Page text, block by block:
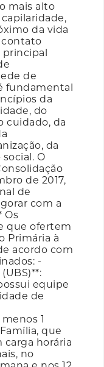
mais alto
da vida
contato
principal
de
fundamental
da
do
cuidado, da
da
O
de 2017,
de
com a
Os
que ofertem
Primária à
acordo com
-
equipe
de
1
que
horária
no